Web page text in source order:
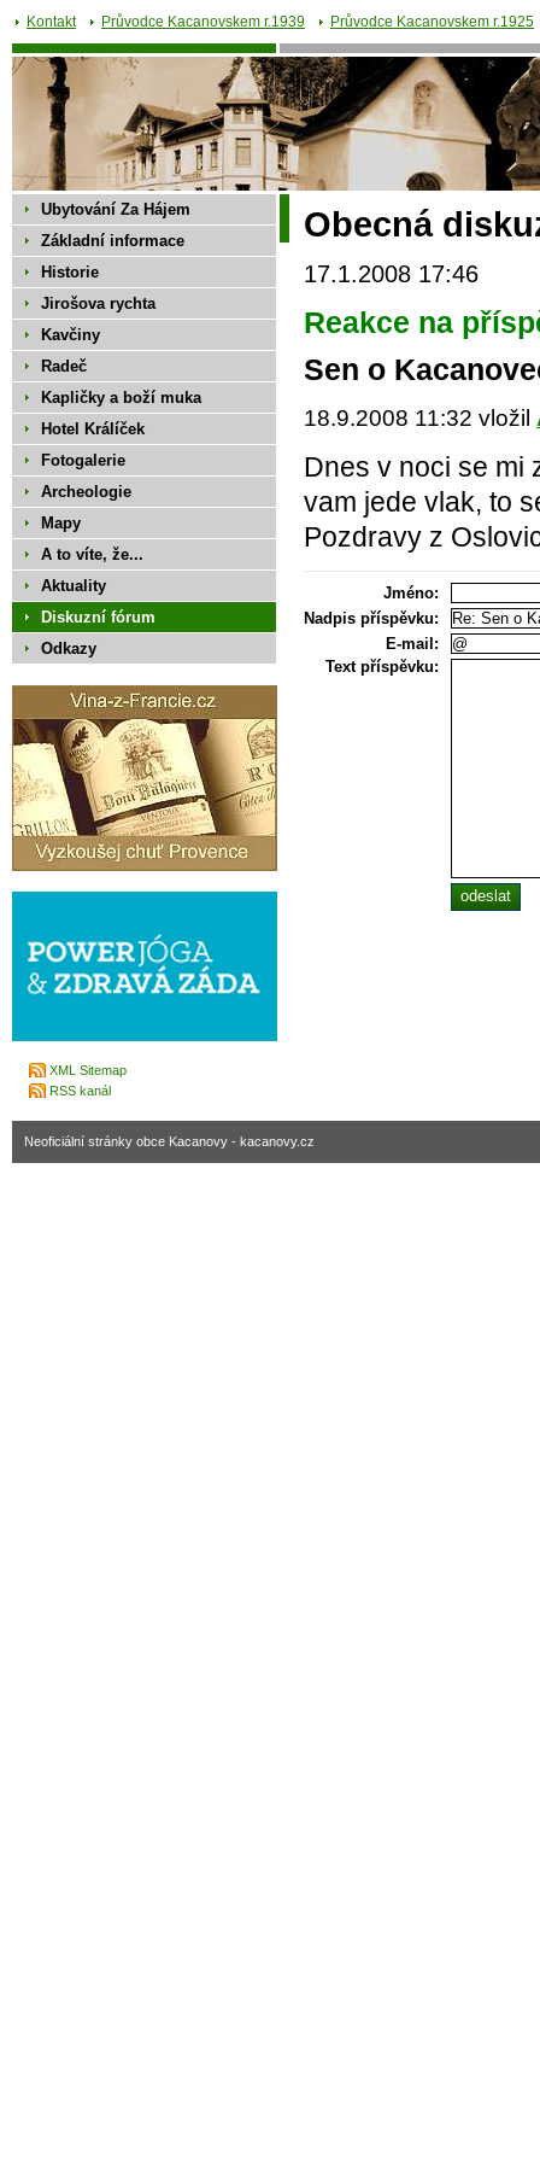
Kontakt Průvodce Kacanovskem r.1939 Průvodce Kacanovskem r.1925
Obecná
17.1.2008 17:46
Reakce na
Sen o
18.9.2008 11:32 vložil
Dnes v noci se mi
vam jede vlak, to
Pozdravy z
Jméno:
Nadpis příspěvku:
E-mail:
Text příspěvku:
Ubytování Za Hájem
Základní informace
Historie
Jirošova rychta
Kavčiny
Radeč
Kapličky a boží muka
Hotel Králíček
Fotogalerie
Archeologie
Mapy
A to víte, že...
Aktuality
Diskuzní fórum
Odkazy
XML Sitemap
RSS kanál
Neoficiální stránky obce Kacanovy - kacanovy.cz